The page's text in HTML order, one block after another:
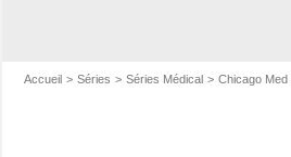
Accueil Séries Séries Médical Chicago Med